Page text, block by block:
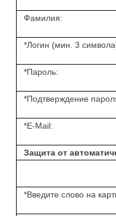
Фамилия:
*Логин (мин. 3
*Пароль:
*Подтверждение
*E-Mail:
Защита от
*Введите слово на